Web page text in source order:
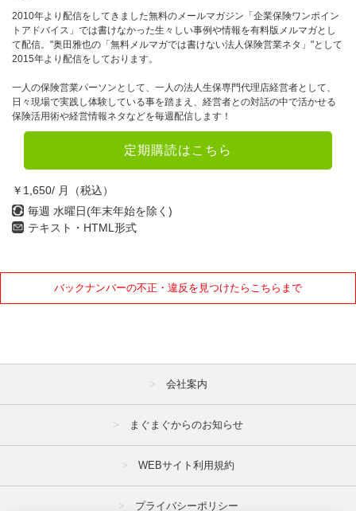
2010年より配信をしてきました無料のメールマガジン「企業保険ワンポイン
トアドバイス」では書けなかった生々しい事例や情報を有料版メルマガとし
て配信。"奥田雅也の「無料メルマガでは書けない法人保険営業ネタ」"として
2015年より配信をしております。
一人の保険営業パーソンとして、一人の法人生保専門代理店経営者として、
日々現場で実践し体験している事を踏まえ、経営者との対話の中で活かせる
保険活用術や経営情報ネタなどを毎週配信します！
定期購読はこちら
￥1,650/ 月（税込）
毎週 水曜日(年末年始を除く)
テキスト・HTML形式
バックナンバーの不正・違反を見つけたらこちらまで
会社案内
まぐまぐからのお知らせ
WEBサイト利用規約
プライバシーポリシー